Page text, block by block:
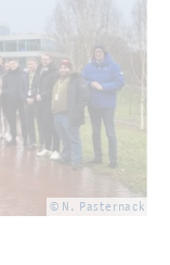
© N. Pas­ter­nack